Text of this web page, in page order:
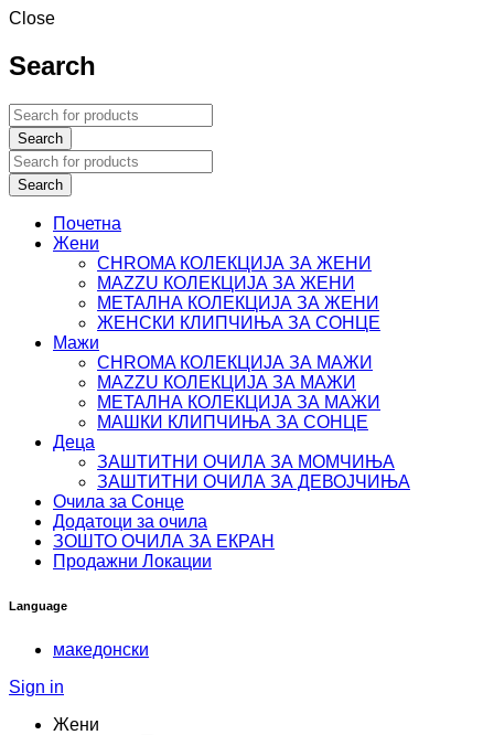
Close
Search
Почетна
Жени
CHROMA КОЛЕКЦИЈА ЗА ЖЕНИ
MAZZU КОЛЕКЦИЈА ЗА ЖЕНИ
МЕТАЛНА КОЛЕКЦИЈА ЗА ЖЕНИ
ЖЕНСКИ КЛИПЧИЊА ЗА СОНЦЕ
Мажи
CHROMA КОЛЕКЦИЈА ЗА МАЖИ
MAZZU КОЛЕКЦИЈА ЗА МАЖИ
МЕТАЛНА КОЛЕКЦИЈА ЗА МАЖИ
МАШКИ КЛИПЧИЊА ЗА СОНЦЕ
Деца
ЗАШТИТНИ ОЧИЛА ЗА МОМЧИЊА
ЗАШТИТНИ OЧИЛА ЗА ДЕВОЈЧИЊА
Очила за Сонце
Додатоци за очила
ЗOШТО ОЧИЛА ЗА ЕКРАН
Продажни Локации
Language
македонски
Sign in
Жени